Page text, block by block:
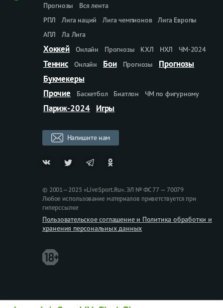
Прогнозы
Вся лента
РПЛ
Лига наций Лига чемпионов
Лига Европы
АПЛ
Ла Лига
Хоккей Онлайн Прогнозы КХЛ НХЛ ЧМ-2024
Теннис Онлайн Бои Прогнозы
Прогнозы
Букмекеры
Прочие
Баскетбол Биатлон ЧМ по фигурному
Париж-2024 Игры
Напишите нам
© 2001—2025 «LiveSport.Ru». ЭЛ № ФС 77 — 70079
Любое использование материалов приветствуется при
гиперссылке
Пользовательское соглашение и Политика обработки и
хранения персональных данных